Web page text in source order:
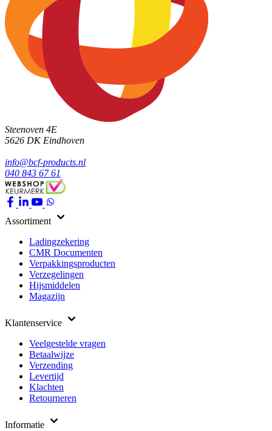
Steenoven 4E
5626 DK Eindhoven
info@bcf-products.nl
040 843 67 61
Assortiment
Ladingzekering
CMR Documenten
Verpakkingsproducten
Verzegelingen
Hijsmiddelen
Magazijn
Klantenservice
Veelgestelde vragen
Betaalwijze
Verzending
Levertijd
Klachten
Retourneren
Informatie